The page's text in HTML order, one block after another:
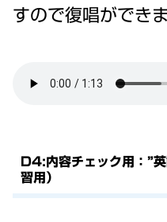
すので復唱ができま
D4:内容チェック用：”
習用）